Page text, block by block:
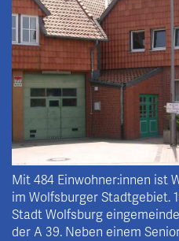
Mit 484 Einwohner:innen ist
im Wolfsburger Stadtgebiet.
Stadt Wolfsburg
der A 39. Neben einem